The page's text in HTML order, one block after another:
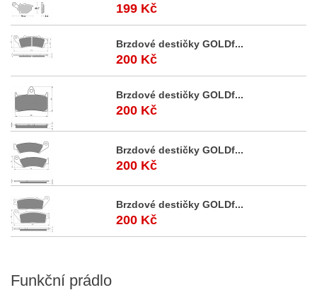
199 Kč
Brzdové destičky GOLDf...
200 Kč
Brzdové destičky GOLDf...
200 Kč
Brzdové destičky GOLDf...
200 Kč
Brzdové destičky GOLDf...
200 Kč
Funkční prádlo